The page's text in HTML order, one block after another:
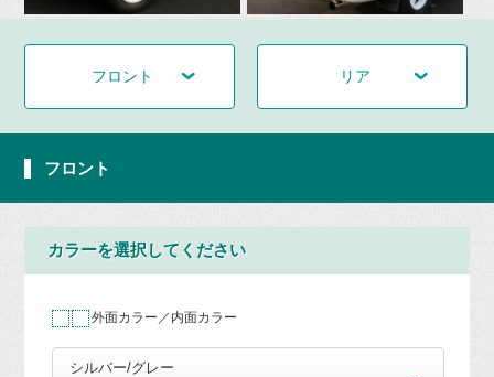
フロント リア
フロント
カラーを選択してください
外面カラー／内面カラー
シルバー/グレー